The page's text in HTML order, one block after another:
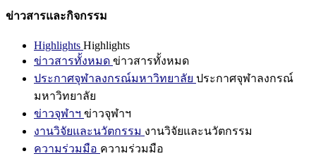
ข่าวสารและกิจกรรม
Highlights Highlights
ข่าวสารทั้งหมด ข่าวสารทั้งหมด
ประกาศจุฬาลงกรณ์มหาวิทยาลัย ประกาศจุฬาลงกรณ์
มหาวิทยาลัย
ข่าวจุฬาฯ ข่าวจุฬาฯ
งานวิจัยและนวัตกรรม งานวิจัยและนวัตกรรม
ความร่วมมือ ความร่วมมือ